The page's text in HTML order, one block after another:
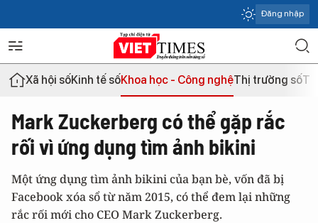
Đăng nhập
Xã hội sốKinh tế sốKhoa học - Công nghệThị trường số
Mark Zuckerberg có thể gặp rắc
rối vì ứng dụng tìm ảnh bikini
Một ứng dụng tìm ảnh bikini của bạn bè, vốn đã bị
Facebook xóa sổ từ năm 2015, có thể đem lại những
rắc rối mới cho CEO Mark Zuckerberg.